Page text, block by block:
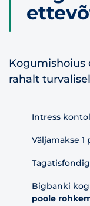
Kogumishoius
rahalt
Intress
Väljamakse 1
Bigbanki
poole